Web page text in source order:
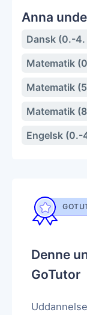
Anna
Dansk (0.-4.
Matematik
Matematik
Matematik
Engelsk (0.-
Denne
GoTutor